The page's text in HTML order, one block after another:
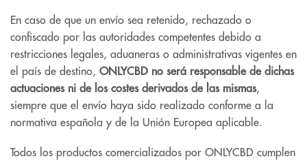
En caso de que un envío sea retenido, rechazado o
confiscado por las autoridades competentes debido a
restricciones legales, aduaneras o administrativas vigentes en
el país de destino, ONLYCBD no será responsable de dichas
actuaciones ni de los costes derivados de las mismas,
siempre que el envío haya sido realizado conforme a la
normativa española y de la Unión Europea aplicable.
Todos los productos comercializados por ONLYCBD cumplen